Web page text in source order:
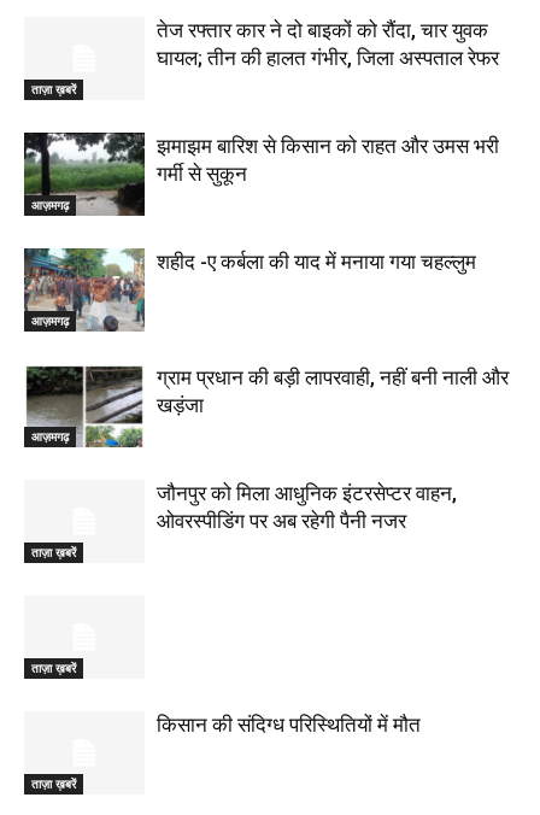
ताज़ा ख़बरें
तेज रफ्तार कार ने दो बाइकों को रौंदा, चार युवक
घायल; तीन की हालत गंभीर, जिला अस्पताल रेफर
आज़मगढ़
झमाझम बारिश से किसान को राहत और उमस भरी
गर्मी से सुकून
आज़मगढ़
शहीद -ए कर्बला की याद में मनाया गया चहल्लुम
आज़मगढ़
ग्राम प्रधान की बड़ी लापरवाही, नहीं बनी नाली और
खड़ंजा
ताज़ा ख़बरें
जौनपुर को मिला आधुनिक इंटरसेप्टर वाहन,
ओवरस्पीडिंग पर अब रहेगी पैनी नजर
ताज़ा ख़बरें
ताज़ा ख़बरें
किसान की संदिग्ध परिस्थितियों में मौत